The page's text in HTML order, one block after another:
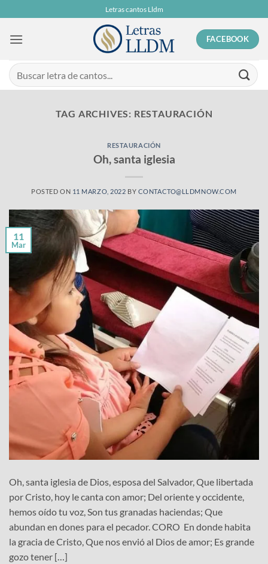
to
content
Letras cantos Lldm
FACEBOOK
TAG ARCHIVES: RESTAURACIÓN
RESTAURACIÓN
Oh, santa iglesia
POSTED ON 11 MARZO, 2022 BY CONTACTO@LLDMNOW.COM
11
Mar
Oh, santa iglesia de Dios, esposa del Salvador, Que libertada
por Cristo, hoy le canta con amor; Del oriente y occidente,
hemos oído tu voz, Son tus granadas haciendas; Que
abundan en dones para el pecador. CORO En donde habita
la gracia de Cristo, Que nos envió al Dios de amor; Es grande
gozo tener […]